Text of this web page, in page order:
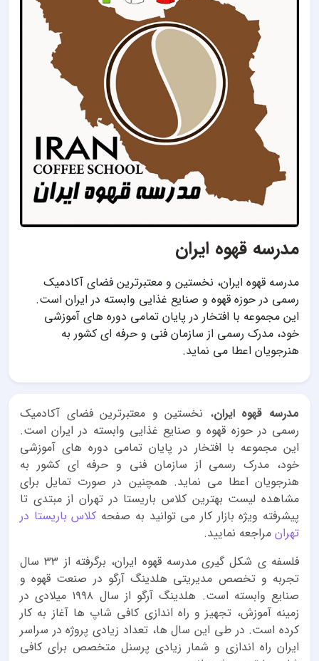
مدرسه قهوه ایران
مدرسه قهوه ایران، نخستین و معتبرترین فضای آکادمیک
رسمی در حوزه قهوه و صنایع غذایی وابسته در ایران است.
این مجموعه با افتخار در پایان تمامی دوره های آموزشی
خود، مدرک رسمی از سازمان فنی و حرفه ای کشور به
هنرجویان اعطا می نماید.
مدرسه قهوه ایران، نخستین و معتبرترین فضای آکادمیک
رسمی در حوزه قهوه و صنایع غذایی وابسته در ایران است.
این مجموعه با افتخار در پایان تمامی دوره های آموزشی
خود، مدرک رسمی از سازمان فنی و حرفه ای کشور به
هنرجویان اعطا می نماید. همچنین در صورت تمایل برای
مشاهده لیست بهترین کلاس باریستا در تهران از مبتدی تا
پیشرفته ویژه بازار کار می توانید به صفحه کلاس باریستا در
تهران مراجعه نمایید.
فلسفه ی شکل گیری مدرسه قهوه ایران، برگرفته از ۳۳ سال
تجربه و تخصص مدیریتی هلدینگ آرگو در صنعت قهوه و
صنایع وابسته است. هلدینگ آرگو از سال ۱۹۹۸ میلادی در
زمینه آموزش، تجهیز و راه اندازی کافی شاپ ها آغاز به کار
کرده است. در طی این سال ها، تعداد زیادی پروژه در سراسر
ایران راه اندازی و شمار زیادی پرسنل متخصص برای کافی